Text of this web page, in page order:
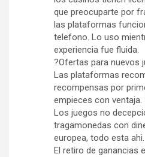
que preocuparte por
las plataformas
telefono. Lo uso
experiencia fue fluida.
?Ofertas para nuevos
Las plataformas
recompensas por
empieces con ventaja.
Los juegos no
tragamonedas con
europea, todo esta ahi.
El retiro de ganancias